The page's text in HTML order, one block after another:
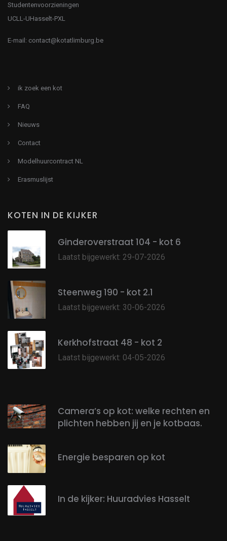
Studentenvoorzieningen
UCLL-UHasselt-PXL
E-mail: contact@kotatlimburg.be
ik zoek een kot
FAQ
Nieuws
Contact
Modelhuurcontract NL
Erasmuslijst
KOTEN IN DE KIJKER
Ginderoverstraat 104 - kot 6
Laatst bijgewerkt: 29-07-2026
Steenweg 190 - kot 2.1
Laatst bijgewerkt: 30-06-2026
Kerkhofstraat 48 - kot 2
Laatst bijgewerkt: 04-05-2026
Camera’s op kot: welke rechten en
plichten hebben jij en je kotbaas.
Energie besparen op kot
In de kijker: Huuradvies Hasselt